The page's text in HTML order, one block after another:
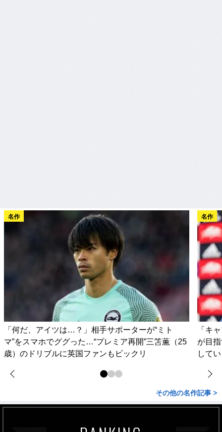
名作
「何だ、アイツは…？」相手サポーターが“ミト
マ”をスマホでググった…“プレミア再開”三笘薫（25
歳）のドリブルに英国ファンもビックリ
名作
「キ
が目
して
その他の名作記事 >